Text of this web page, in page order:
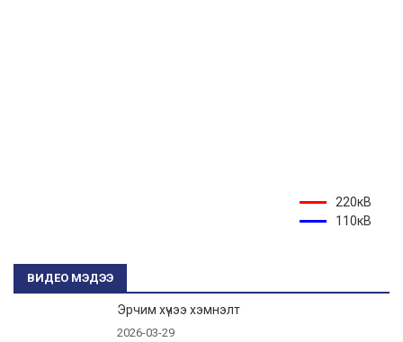
220кВ
110кВ
ВИДЕО МЭДЭЭ
Эрчим хүчээ хэмнэлт
2026-03-29